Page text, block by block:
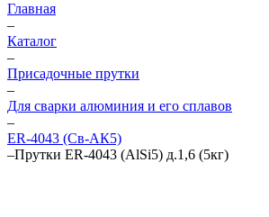
Главная
–
Каталог
–
Присадочные прутки
–
Для сварки алюминия и его сплавов
–
ER-4043 (Св-АК5)
–Прутки ER-4043 (AlSi5) д.1,6 (5кг)